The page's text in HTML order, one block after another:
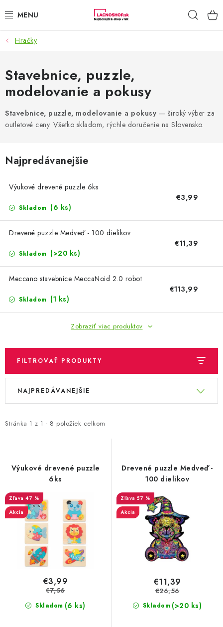
na
NAŠE AKCIE!
NAŠE NOVINKY!
POTRAVINY
DOMÁCNOSŤ
OBLEČENIE A MÓDA
TOTÁLNA LIKVIDÁCIA
CHOVATEĽSKÉ POTREBY
ŠPORT A OUTDOOR
DROGÉRIA A KOZMETIKA
AUTO-MOTO
PRODUKTY HISTORICKE BEZ ZASOBY
OBLEČENÍ A MÓDA
DROGERIE A KOSMETIKA
DÍLNA A STAVBA
DIELŇA A STAVBA
ZÁBAVA A KNIHY
DOPLNKOVÝ PREDAJ
Hračky
Stavebnice, puzzle,
modelovanie a pokusy
Stavebnice, puzzle, modelovanie a pokusy — široký výber za
outletové ceny. Všetko skladom, rýchle doručenie na Slovensko.
Najpredávanejšie
Výukové drevené puzzle 6ks
Skladom (6 ks)
€3,99
Drevené puzzle Medveď - 100 dielikov
Skladom (>20 ks)
€11,39
Meccano stavebnice MeccaNoid 2.0 robot
Skladom (1 ks)
€113,99
Zobraziť viac produktov
FILTROVAŤ PRODUKTY
V
i
d
u
k
Stránka 1 z 1 - 8 položiek celkom
R
e
e
r
o
d
NAJPREDÁVANEJŠIE
Výukové drevené puzzle
6ks
47 %
Akcia
Skladom (6 ks)
€3,99
€7,56
Drevené puzzle Medveď -
100 dielikov
57 %
Akcia
Skladom (>20 ks)
€11,39
€26,56